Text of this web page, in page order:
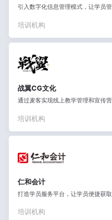
引入数字化信息管理模式，让学员
培训机构
战翼CG文化
通过麦客实现线上教学管理和宣传
培训机构
仁和会计
打造学员服务平台，让学员便捷获
培训机构